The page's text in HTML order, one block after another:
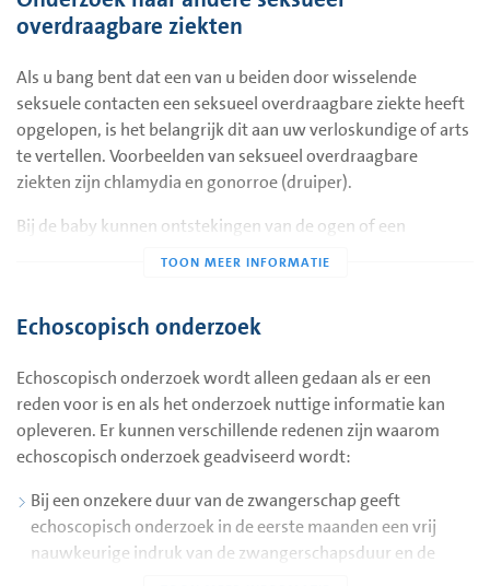
Infectie met HIV kan optreden door
gemeenschappelijk gebruik van naalden of spuiten
via seksueel contact zonder condoom.
bloedtransfusies (in Nederland tussen 1980 en 1985).
Ook de voorgeschiedenis van uw partner wat betreft het
gebruik van drugs, bloedtransfusies of wisselende contacten
met HIV aan te tonen.
overdraagbare ziekten
Als u bang bent dat een van u beiden door wisselende
seksuele contacten een seksueel overdraagbare ziekte heeft
opgelopen, is het belangrijk dit aan uw verloskundige of arts
te vertellen. Voorbeelden van seksueel overdraagbare
ziekten zijn chlamydia en gonorroe (druiper).
Bij de baby kunnen ontstekingen van de ogen of een
longontsteking optreden. Onderzoek is mogelijk door
niet schadelijk is voor het ongeboren kind. Ook de partner
Echoscopisch onderzoek
Echoscopisch onderzoek wordt alleen gedaan als er een
reden voor is en als het onderzoek nuttige informatie kan
opleveren. Er kunnen verschillende redenen zijn waarom
echoscopisch onderzoek geadviseerd wordt:
Bij een onzekere duur van de zwangerschap geeft
echoscopisch onderzoek in de eerste maanden een vrij
nauwkeurige indruk van de zwangerschapsduur en de